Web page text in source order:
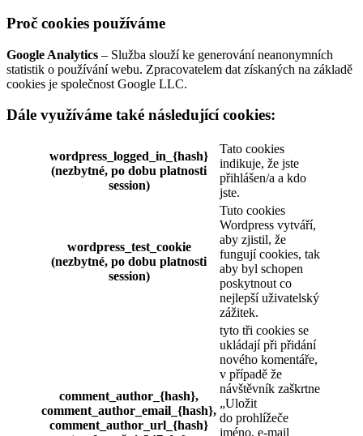
Proč cookies používáme
Google Analytics – Služba slouží ke generování neanonymních
statistik o používání webu. Zpracovatelem dat získaných na základě
cookies je společnost Google LLC.
Dále využíváme také následující cookies:
wordpress_logged_in_{hash}
(nezbytné, po dobu platnosti
session)
Tato cookies
indikuje, že jste
přihlášen/a a kdo
jste.
wordpress_test_cookie
(nezbytné, po dobu platnosti
session)
Tuto cookies
Wordpress vytváří,
aby zjistil, že
fungují cookies, tak
aby byl schopen
poskytnout co
nejlepší uživatelský
zážitek.
comment_author_{hash},
comment_author_email_{hash},
comment_author_url_{hash}
tyto tři cookies se
ukládají při přidání
nového komentáře,
v případě že
návštěvník zaškrtne
„Uložit
do prohlížeče
jméno, e-mail